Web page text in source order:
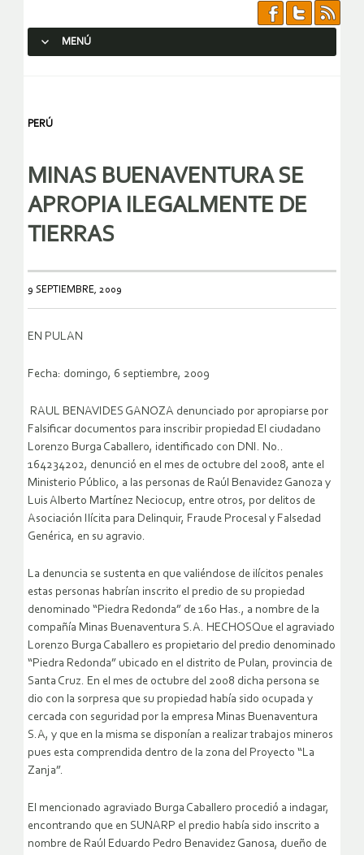
MENÚ
PERÚ
MINAS BUENAVENTURA SE
APROPIA ILEGALMENTE DE
TIERRAS
9 SEPTIEMBRE, 2009
EN PULAN
Fecha: domingo, 6 septiembre, 2009
RAUL BENAVIDES GANOZA denunciado por apropiarse por
Falsificar documentos para inscribir propiedad El ciudadano
Lorenzo Burga Caballero, identificado con DNI. No..
164234202, denunció en el mes de octubre del 2008, ante el
Ministerio Público, a las personas de Raúl Benavidez Ganoza y
Luis Alberto Martínez Neciocup, entre otros, por delitos de
Asociación Ilícita para Delinquir, Fraude Procesal y Falsedad
Genérica, en su agravio.
La denuncia se sustenta en que valiéndose de ilícitos penales
estas personas habrían inscrito el predio de su propiedad
denominado “Piedra Redonda” de 160 Has., a nombre de la
compañía Minas Buenaventura S.A. HECHOSQue el agraviado
Lorenzo Burga Caballero es propietario del predio denominado
“Piedra Redonda” ubicado en el distrito de Pulan, provincia de
Santa Cruz. En el mes de octubre del 2008 dicha persona se
dio con la sorpresa que su propiedad había sido ocupada y
cercada con seguridad por la empresa Minas Buenaventura
S.A, y que en la misma se disponían a realizar trabajos mineros
pues esta comprendida dentro de la zona del Proyecto “La
Zanja”.
El mencionado agraviado Burga Caballero procedió a indagar,
encontrando que en SUNARP el predio había sido inscrito a
nombre de Raúl Eduardo Pedro Benavidez Ganosa, dueño de